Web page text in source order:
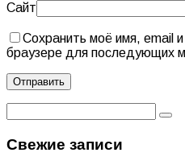
Сайт
Сохранить моё имя, email
браузере для последующих
Свежие записи